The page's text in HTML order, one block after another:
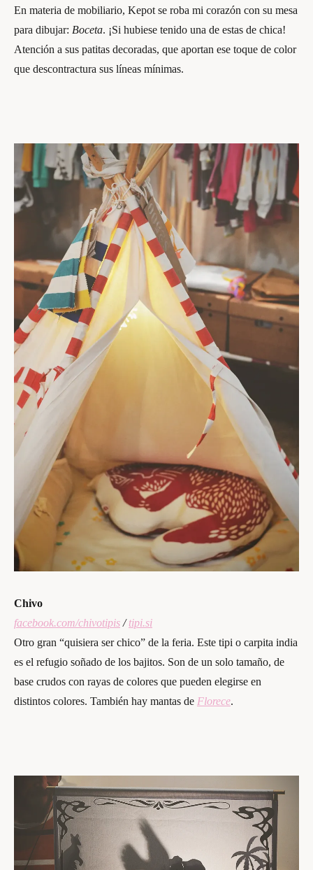
En materia de mobiliario, Kepot se roba mi corazón con su mesa
para dibujar: Boceta. ¡Si hubiese tenido una de estas de chica!
Atención a sus patitas decoradas, que aportan ese toque de color
que descontractura sus líneas mínimas.
Chivo
facebook.com/chivotipis /tipi.si
Otro gran “quisiera ser chico” de la feria. Este tipi o carpita india
es el refugio soñado de los bajitos. Son de un solo tamaño, de
base crudos con rayas de colores que pueden elegirse en
distintos colores. También hay mantas de Florece.